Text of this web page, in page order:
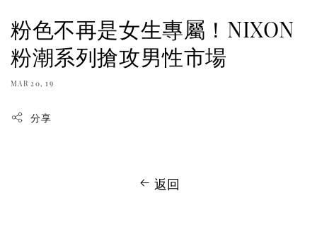
粉色不再是女生專屬！NIXON
粉潮系列搶攻男性市場
MAR 20, 19
分享
返回